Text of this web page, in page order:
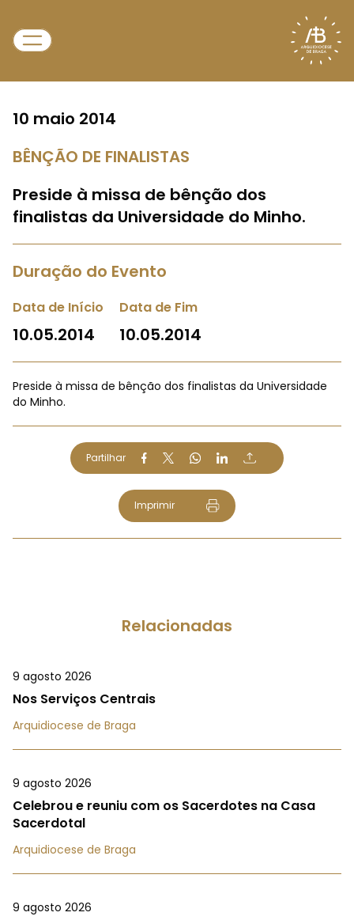
10 maio 2014
BÊNÇÃO DE FINALISTAS
Preside à missa de bênção dos
finalistas da Universidade do Minho.
Duração do Evento
Data de Início
10.05.2014
Data de Fim
10.05.2014
Preside à missa de bênção dos finalistas da Universidade
do Minho.
Partilhar
Imprimir
Relacionadas
9 agosto 2026
Nos Serviços Centrais
Arquidiocese de Braga
9 agosto 2026
Celebrou e reuniu com os Sacerdotes na Casa
Sacerdotal
Arquidiocese de Braga
9 agosto 2026